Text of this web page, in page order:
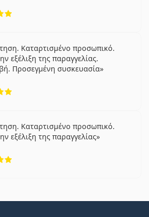
Καταρτισμένο προσωπικό.
εξέλιξη της παραγγελίας.
Προσεγμένη συσκευασία
Καταρτισμένο προσωπικό.
εξέλιξη της παραγγελίας